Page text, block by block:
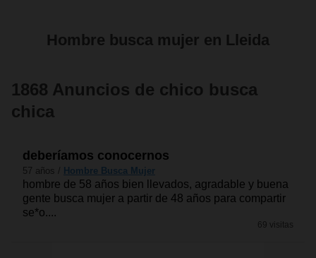
Hombre busca mujer en Lleida
1868 Anuncios de chico busca
chica
deberíamos conocernos
57 años / Hombre Busca Mujer
hombre de 58 años bien llevados, agradable y buena
gente busca mujer a partir de 48 años para compartir
se*o....
69 visitas